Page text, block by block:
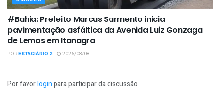
#Bahia: Prefeito Marcus Sarmento inicia
pavimentação asfáltica da Avenida Luiz Gonzaga
de Lemos em Itanagra
PORESTAGIÁRIO 2 2026/08/08
Por favorloginpara participar da discussão